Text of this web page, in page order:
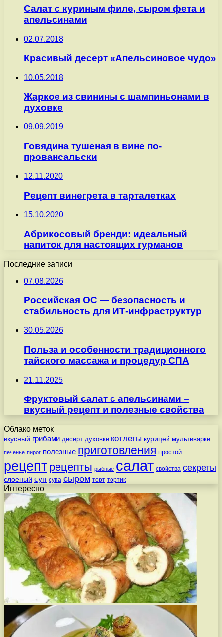
Салат с куриным филе, сыром фета и
апельсинами
02.07.2018
Красивый десерт «Апельсиновое чудо»
10.05.2018
Жаркое из свинины с шампиньонами в
духовке
09.09.2019
Говядина тушеная в вине по-
провансальски
12.11.2020
Рецепт винегрета в тарталетках
15.10.2020
Абрикосовый бренди: идеальный
напиток для настоящих гурманов
Последние записи
07.08.2026
Российская ОС — безопасность и
стабильность для ИТ-инфраструктур
30.05.2026
Польза и особенности традиционного
тайского массажа и процедур СПА
21.11.2025
Фруктовый салат с апельсинами –
вкусный рецепт и полезные свойства
Облако меток
вкусный грибами десерт духовке котлеты курицей мультиварке
печенье пирог полезные приготовления простой
рецепт рецепты рыбные салат свойства секреты
слоеный суп супа сыром торт тортик
Интересно